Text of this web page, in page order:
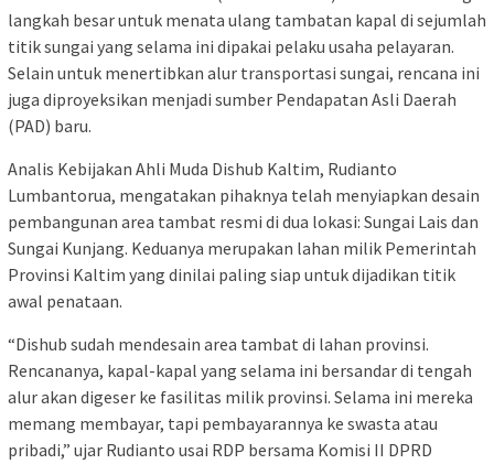
langkah besar untuk menata ulang tambatan kapal di sejumlah
titik sungai yang selama ini dipakai pelaku usaha pelayaran.
Selain untuk menertibkan alur transportasi sungai, rencana ini
juga diproyeksikan menjadi sumber Pendapatan Asli Daerah
(PAD) baru.
Analis Kebijakan Ahli Muda Dishub Kaltim, Rudianto
Lumbantorua, mengatakan pihaknya telah menyiapkan desain
pembangunan area tambat resmi di dua lokasi: Sungai Lais dan
Sungai Kunjang. Keduanya merupakan lahan milik Pemerintah
Provinsi Kaltim yang dinilai paling siap untuk dijadikan titik
awal penataan.
“Dishub sudah mendesain area tambat di lahan provinsi.
Rencananya, kapal-kapal yang selama ini bersandar di tengah
alur akan digeser ke fasilitas milik provinsi. Selama ini mereka
memang membayar, tapi pembayarannya ke swasta atau
pribadi,” ujar Rudianto usai RDP bersama Komisi II DPRD